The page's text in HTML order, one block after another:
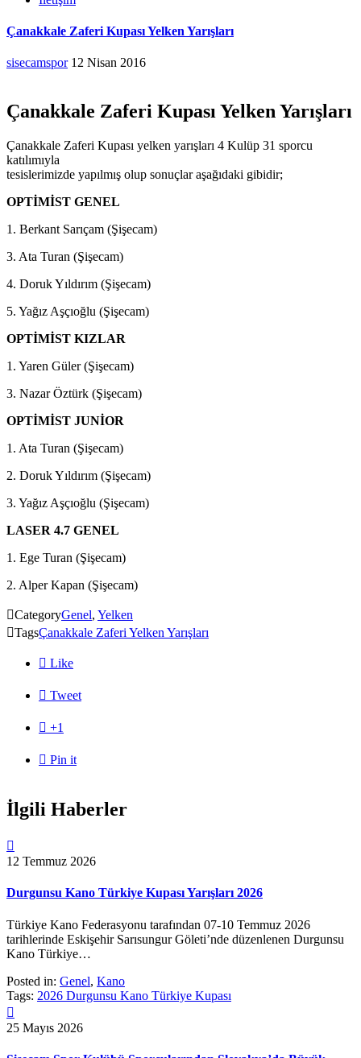
Çanakkale Zaferi Kupası Yelken Yarışları
sisecamspor 12 Nisan 2016
Çanakkale Zaferi Kupası Yelken Yarışları
Çanakkale Zaferi Kupası yelken yarışları 4 Kulüp 31 sporcu
katılımıyla
tesislerimizde yapılmış olup sonuçlar aşağıdaki gibidir;
OPTİMİST GENEL
1. Berkant Sarıçam (Şişecam)
3. Ata Turan (Şişecam)
4. Doruk Yıldırım (Şişecam)
5. Yağız Aşçıoğlu (Şişecam)
OPTİMİST KIZLAR
1. Yaren Güler (Şişecam)
3. Nazar Öztürk (Şişecam)
OPTİMİST JUNİOR
1. Ata Turan (Şişecam)
2. Doruk Yıldırım (Şişecam)
3. Yağız Aşçıoğlu (Şişecam)
LASER 4.7 GENEL
1. Ege Turan (Şişecam)
2. Alper Kapan (Şişecam)
CategoryGenel, Yelken
TagsÇanakkale Zaferi Yelken Yarışları
 Like
 Tweet
 +1
 Pin it
İlgili Haberler

12 Temmuz 2026
Durgunsu Kano Türkiye Kupası Yarışları 2026
Türkiye Kano Federasyonu tarafından 07-10 Temmuz 2026
tarihlerinde Eskişehir Sarısungur Göleti’nde düzenlenen Durgunsu
Kano Türkiye…
Posted in: Genel, Kano
Tags: 2026 Durgunsu Kano Türkiye Kupası

25 Mayıs 2026